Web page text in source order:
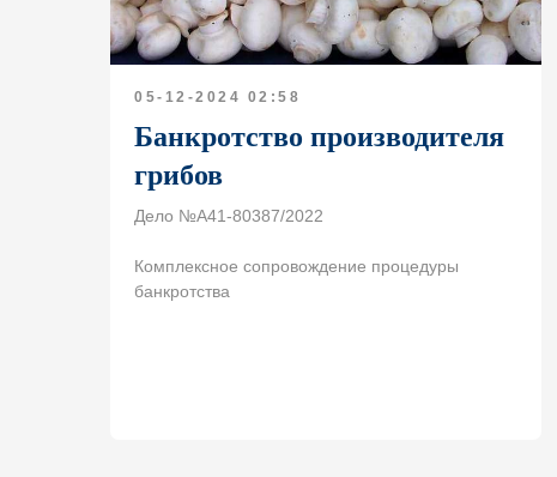
05-12-2024 02:58
Банкротство производителя
грибов
Дело №А41-80387/2022
Комплексное сопровождение процедуры
банкротства